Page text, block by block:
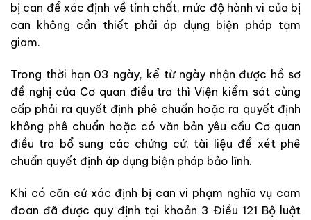
bị can để xác định về tính chất, mức độ hành vi của bị
can không cần thiết phải áp dụng biện pháp tạm
giam.
Trong thời hạn 03 ngày, kể từ ngày nhận được hồ sơ
đề nghị của Cơ quan điều tra thìViện kiểm sát cùng
cấp phải ra quyết định phê chuẩn hoặc ra quyết định
không phê chuẩn hoặc có văn bản yêu cầu Cơ quan
điều tra bổ sung các chứng cứ, tài liệu để xét phê
chuẩn quyết định áp dụng biện pháp bảo lĩnh.
Khi có căn cứ xác định bị can vi phạm nghĩa vụ cam
đoan đã được quy định tại khoản 3 Điều 121 Bộ luật